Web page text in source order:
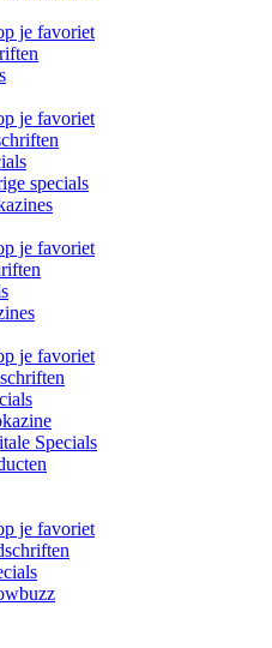
je favoriet
je favoriet
specials
je favoriet
je favoriet
Specials
je favoriet